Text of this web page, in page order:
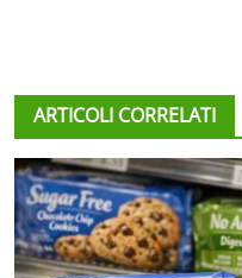
ARTICOLI CORRELATI